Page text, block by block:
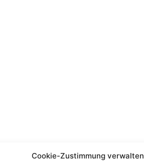
Cookie-Zustimmung verwalten